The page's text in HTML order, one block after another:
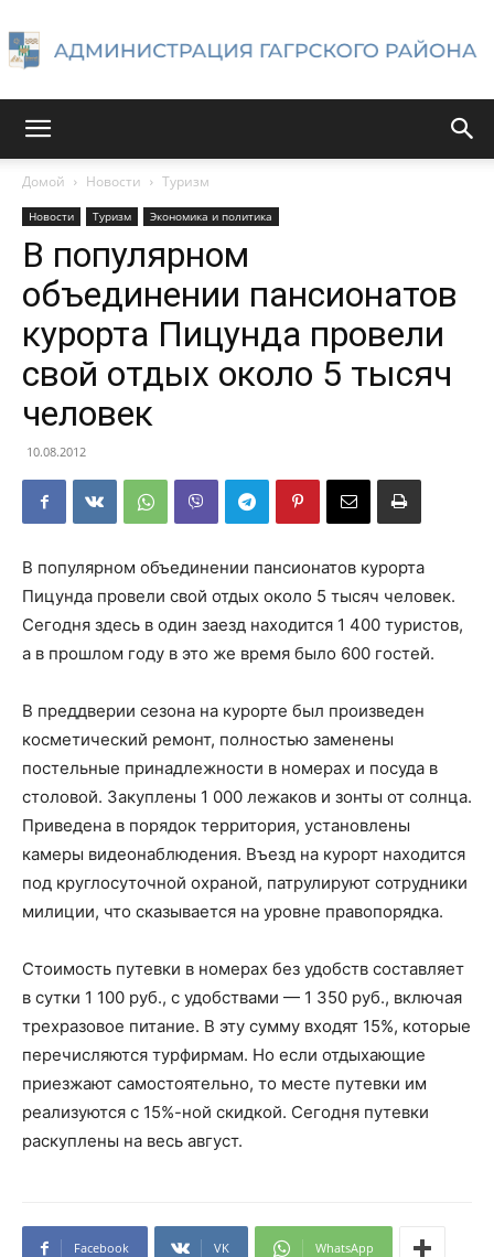
Гагрского
района
Домой Новости Туризм
Новости Туризм Экономика и политика
В популярном
объединении пансионатов
курорта Пицунда провели
свой отдых около 5 тысяч
человек
10.08.2012
В популярном объединении пансионатов курорта
Пицунда провели свой отдых около 5 тысяч человек.
Сегодня здесь в один заезд находится 1 400 туристов,
а в прошлом году в это же время было 600 гостей.
В преддверии сезона на курорте был произведен
косметический ремонт, полностью заменены
постельные принадлежности в номерах и посуда в
столовой. Закуплены 1 000 лежаков и зонты от солнца.
Приведена в порядок территория, установлены
камеры видеонаблюдения. Въезд на курорт находится
под круглосуточной охраной, патрулируют сотрудники
милиции, что сказывается на уровне правопорядка.
Стоимость путевки в номерах без удобств составляет
в сутки 1 100 руб., с удобствами — 1 350 руб., включая
трехразовое питание. В эту сумму входят 15%, которые
перечисляются турфирмам. Но если отдыхающие
приезжают самостоятельно, то месте путевки им
реализуются с 15%-ной скидкой. Сегодня путевки
раскуплены на весь август.
Facebook VK WhatsApp